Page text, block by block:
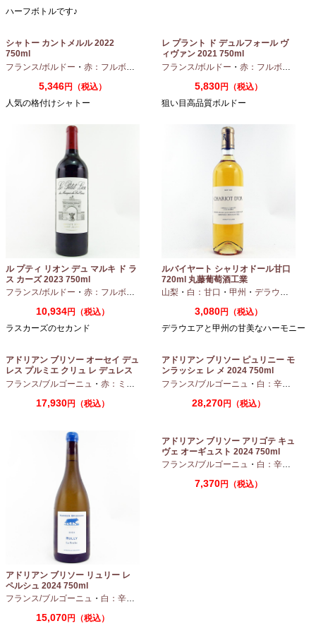
ハーフボトルです♪
シャトー カントメルル 2022
750ml
フランス/ボルドー ・ 赤：フルボディ カベルネ・カベルネフラン ・プティヴェル
5,346円（税込）
人気の格付けシャトー
レ プラント ド デュルフォール ヴ
ィヴァン 2021 750ml
フランス/ボルドー ・ 赤：フルボディ
5,830円（税込）
狙い目高品質ボルドー
ル プティ リオン デュ マルキ ド ラ
ス カーズ 2023 750ml
フランス/ボルドー ・ 赤：フルボディ
10,934円（税込）
ラスカーズのセカンド
ルバイヤート シャリオドール甘口
720ml 丸藤葡萄酒工業
山梨 ・ 白：甘口 ・ 甲州 ・ デラウエア
3,080円（税込）
デラウエアと甲州の甘美なハーモニー
アドリアン ブリソー オーセイ デュ
レス プルミエ クリュ レ デュレス
2024 750ml
フランス/ブルゴーニュ ・ 赤：ミディアムボディ ・ピノノワール
17,930円（税込）
アドリアン ブリソー ピュリニー モ
ンラッシェ レ メ 2024 750ml
フランス/ブルゴーニュ ・ 白：辛口
28,270円（税込）
アドリアン ブリソー リュリー レ
ペルシュ 2024 750ml
フランス/ブルゴーニュ ・ 白：辛口
15,070円（税込）
アドリアン ブリソー アリゴテ キュ
ヴェ オーギュスト 2024 750ml
フランス/ブルゴーニュ ・ 白：辛口
7,370円（税込）